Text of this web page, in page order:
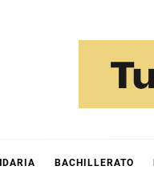
BACHILLERATO